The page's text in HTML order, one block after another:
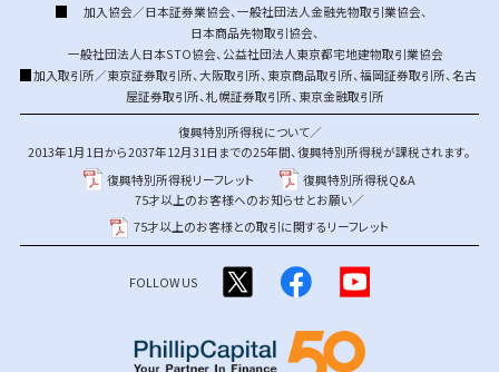
加入協会／日本証券業協会、 一般社団法人金融先物取引業協会、
日本商品先物取引協会、
一般社団法人日本STO協会、 公益社団法人東京都宅地建物取引業協会
加入取引所／東京証券取引所、大阪取引所、 東京商品取引所、福岡証券取引所、名古
屋証券取引所、札幌証券取引所、 東京金融取引所
復興特別所得税について／
2013年1月1日から2037年12月31日までの25年間、復興特別所得税が課税されます。
復興特別所得税リーフレット
復興特別所得税Q&A
75才以上のお客様へのお知らせとお願い／
75才以上のお客様との取引に関するリーフレット
FOLLOW US